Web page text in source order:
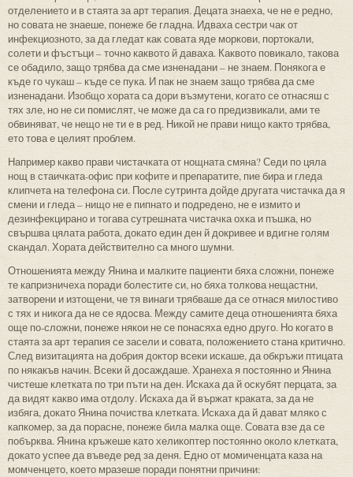
отделението и в стаята за арт терапия. Децата знаеха, че не е редно,
но совата не знаеше, понеже бе гладна. Идваха сестри чак от
инфекциозното, за да гледат как совата яде моркови, портокали,
солети и фъстъци – точно каквото й даваха. Каквото повикало, такова
се обадило, защо трябва да сме изненадани – не знаем. Понякога е
къде го чукаш – къде се пука. И пак не знаем защо трябва да сме
изненадани. Изобщо хората са дори възмутени, когато се отнасяш с
тях зле, но не си помислят, че може да са го предизвикали, ами те
обвиняват, че нещо не ти е в ред. Никой не прави нищо както трябва,
ето това е целият проблем.
Например какво прави чистачката от нощната смяна? Седи по цяла
нощ в стаичката-офис при кофите и препаратите, пие бира и гледа
клипчета на телефона си. После сутринта дойде другата чистачка да я
смени и гледа – нищо не е пипнато и подредено, не е измито и
дезинфекцирано и тогава сутрешната чистачка охка и пъшка, но
свършва цялата работа, докато един ден й докривее и вдигне голям
скандал. Хората действително са много шумни.
Отношенията между Янина и малките пациенти бяха сложни, понеже
те капризничеха поради болестите си, но бяха толкова нещастни,
затворени и изтощени, че тя винаги трябваше да се отнася милостиво
с тях и никога да не се ядосва. Между самите деца отношенията бяха
още по-сложни, понеже някои не се понасяха едно друго. Но когато в
стаята за арт терапия се засели и совата, положението стана критично.
След визитацията на добрия доктор всеки искаше, да обкръжи птицата
по някакъв начин. Всеки й досаждаше. Хранеха я постоянно и Янина
чистеше клетката по три пъти на ден. Искаха да й оскубят перцата, за
да видят какво има отдолу. Искаха да й вържат краката, за да не
избяга, докато Янина почиства клетката. Искаха да й дават мляко с
капкомер, за да порасне, понеже била малка още. Совата взе да се
побърква. Янина кръжеше като хеликоптер постоянно около клетката,
докато успее да въведе ред за деня. Едно от момиченцата каза на
момченцето, което мразеше поради понятни причини: